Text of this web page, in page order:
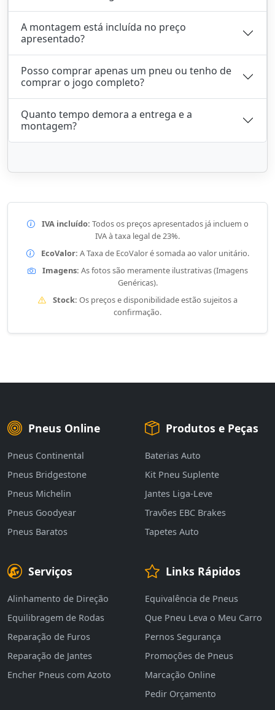
A montagem está incluída no preço
apresentado?
Posso comprar apenas um pneu ou tenho de
comprar o jogo completo?
Quanto tempo demora a entrega e a
montagem?
IVA incluído: Todos os preços apresentados já incluem o
IVA à taxa legal de 23%.
EcoValor: A Taxa de EcoValor é somada ao valor unitário.
Imagens: As fotos são meramente ilustrativas (Imagens
Genéricas).
Stock: Os preços e disponibilidade estão sujeitos a
confirmação.
Pneus Online
Pneus Continental
Pneus Bridgestone
Pneus Michelin
Pneus Goodyear
Pneus Baratos
Produtos e Peças
Baterias Auto
Kit Pneu Suplente
Jantes Liga-Leve
Travões EBC Brakes
Tapetes Auto
Serviços
Alinhamento de Direção
Equilibragem de Rodas
Reparação de Furos
Reparação de Jantes
Encher Pneus com Azoto
Links Rápidos
Equivalência de Pneus
Que Pneu Leva o Meu Carro
Pernos Segurança
Promoções de Pneus
Marcação Online
Pedir Orçamento